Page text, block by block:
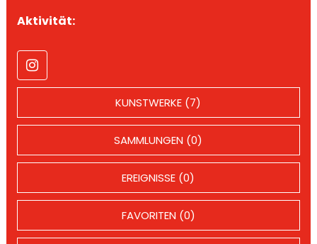
Aktivität:
KUNSTWERKE (7)
SAMMLUNGEN (0)
EREIGNISSE (0)
FAVORITEN (0)